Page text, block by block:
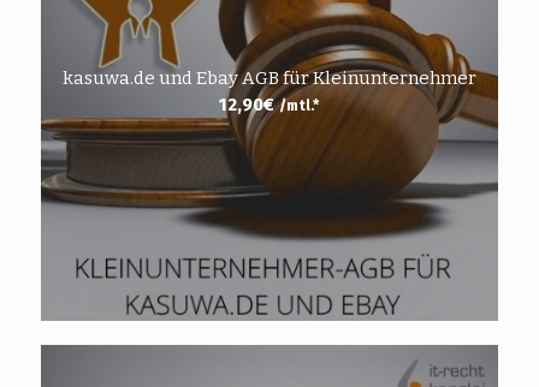
kasuwa.de und Ebay AGB für Kleinunternehmer
12,90€ /mtl.*